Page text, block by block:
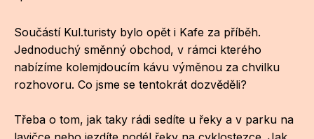
Součástí Kul.turisty bylo opět i Kafe za příběh.
Jednoduchý směnný obchod, v rámci kterého
nabízíme kolemjdoucím kávu výměnou za chvilku
rozhovoru. Co jsme se tentokrát dozvěděli?
Třeba o tom, jak taky rádi sedíte u řeky a v parku na